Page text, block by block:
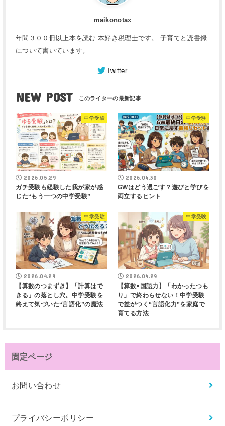
maikonotax
年間３００冊以上本を読む 本好き税理士です。 子育てと読書録
について書いています。
Twitter
NEW POST
中学受験
2026.05.29
ガチ受験も経験した我が家が感
じた“もう一つの中学受験”
中学受験
2026.04.30
GWはどう過ごす？遊びと学びを
両立するヒント
中学受験
2026.04.29
【算数のつまずき】「計算はで
きる」の落とし穴。中学受験を
終えて気づいた“言語化”の魔法
中学受験
2026.04.29
【算数×国語力】「わかったつも
り」で終わらせない！中学受験
で差がつく“言語化力”を家庭で
育てる方法
固定ページ
お問い合わせ
プライバシーポリシー